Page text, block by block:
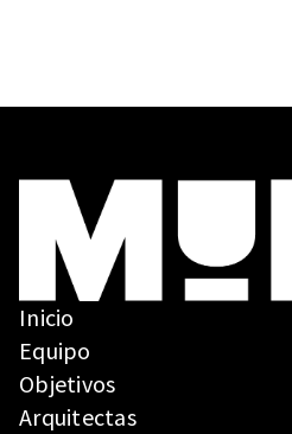
Inicio
Equipo
Objetivos
Arquitectas